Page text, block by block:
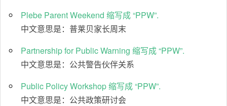
Plebe Parent Weekend 缩写成 “PPW”.
中文意思是：普莱贝家长周末
Partnership for Public Warning 缩写成 “PPW”.
中文意思是：公共警告伙伴关系
Public Policy Workshop 缩写成 “PPW”.
中文意思是：公共政策研讨会